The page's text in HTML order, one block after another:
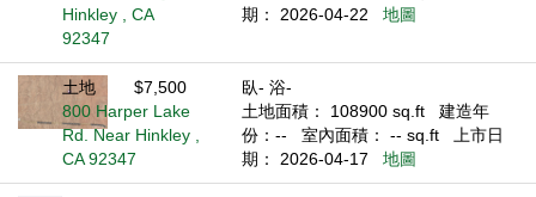
Hinkley , CA
92347
期： 2026-04-22
地圖
土地
$7,500
800 Harper Lake
Rd. Near Hinkley ,
CA 92347
臥- 浴-
土地面積： 108900 sq.ft
建造年
份：--
室內面積： -- sq.ft
上市日
期： 2026-04-17
地圖